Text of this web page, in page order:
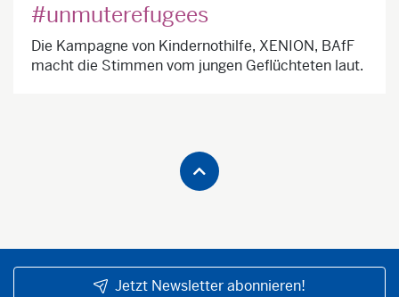
#unmuterefugees
Die Kampagne von Kindernothilfe, XENION, BAfF
macht die Stimmen vom jungen Geflüchteten laut.
Jetzt Newsletter abonnieren!